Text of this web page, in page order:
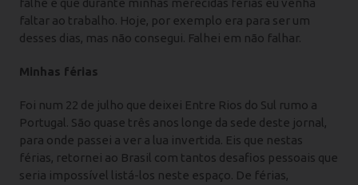
falhe e que durante minhas merecidas férias eu venha
faltar ao trabalho. Hoje, por exemplo era para ser um
desses dias, mas não consegui. Falhei em não falhar.
Minhas férias
Foi num 22 de julho que deixei Entre Rios do Sul rumo a
Portugal. São quase três anos longe da sede deste jornal,
para onde passei a ver a lua invertida. Eis que nestas
férias, retornei ao Brasil com tantos desafios pessoais que
seria impossível listá-los neste espaço. De férias,